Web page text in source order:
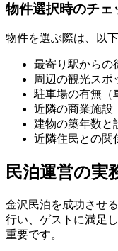
物件選択時のチェ
物件を選ぶ際は、以
最寄り駅からの
周辺の観光スポ
駐車場の有無（
近隣の商業施設
建物の築年数と
近隣住民との関
民泊運営の実
金沢民泊を成功させ
行い、ゲストに満足
重要です。